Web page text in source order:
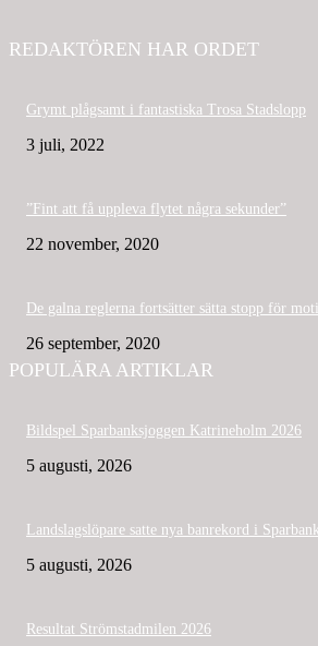
REDAKTÖREN HAR ORDET
Grymt plågsamt i fantastiska Trosa Stadslopp
3 juli, 2022
”Fint att få uppleva flytet några sekunder”
22 november, 2020
De galna reglerna fortsätter sätta stopp för
26 september, 2020
POPULÄRA ARTIKLAR
Bildspel Sparbanksjoggen Katrineholm 2026
5 augusti, 2026
Landslagslöpare satte nya banrekord i
5 augusti, 2026
Resultat Strömstadmilen 2026